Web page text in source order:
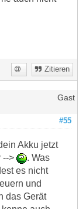
Zitieren
Gast
#55
Akku jetzt
-->
. Was
es nicht
und
das Gerät